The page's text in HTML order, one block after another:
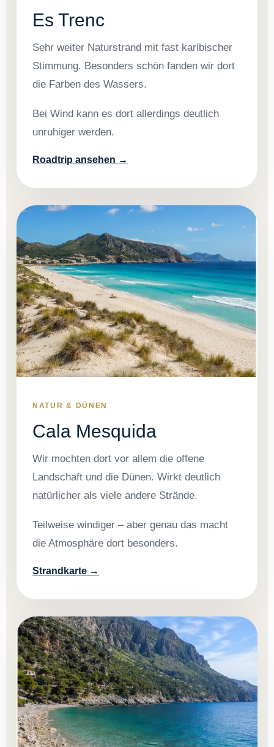
Es Trenc
Sehr weiter Naturstrand mit fast karibischer
Stimmung. Besonders schön fanden wir dort
die Farben des Wassers.
Bei Wind kann es dort allerdings deutlich
unruhiger werden.
Roadtrip ansehen →
NATUR & DÜNEN
Cala Mesquida
Wir mochten dort vor allem die offene
Landschaft und die Dünen. Wirkt deutlich
natürlicher als viele andere Strände.
Teilweise windiger – aber genau das macht
die Atmosphäre dort besonders.
Strandkarte →